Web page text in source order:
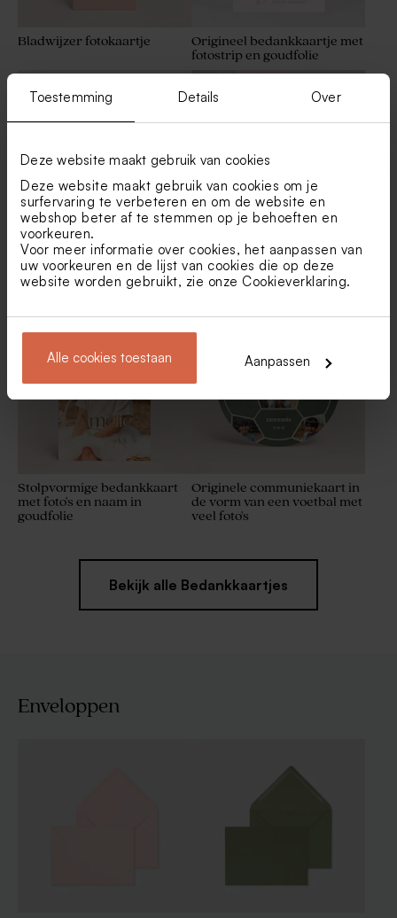
Toestemming Details Over
Deze website maakt gebruik van cookies
Deze website maakt gebruik van cookies om je
surfervaring te verbeteren en om de website en
webshop beter af te stemmen op je behoeften en
voorkeuren.
Voor meer informatie over cookies, het aanpassen van
uw voorkeuren en de lijst van cookies die op deze
website worden gebruikt, zie onze Cookieverklaring.
Alle cookies toestaan Aanpassen
Set van 9 gepersonaliseerde Vormsel bedankjes:
Avène
- 60 x 40 cm
bloempotjes - wit als
communie bedanking
Bladwijzer fotokaartje
Origineel bedankkaartje met
fotostrip en goudfolie
Leuke communie
bedankkaart drieluik
Hip, vijfluik bedankkaartje
met veel foto's en goudfolie
naam en strikje
Stolpvormige bedankkaart
met foto's en naam in
goudfolie
Originele communiekaart in
de vorm van een voetbal met
veel foto's
Bekijk alle Bedankkaartjes
Enveloppen